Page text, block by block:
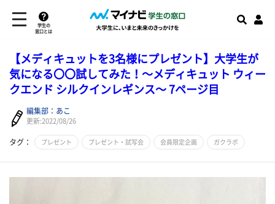
学生の
窓口とは
【メディキュットを3名様にプレゼント】大学生が
気になる〇〇試してみた！～メディキュット ウィー
クエンド シルクインレギンス～ 7ページ目
編集部：あこ
更新:2022/08/26
タグ： プレゼント プレゼント・試写会 会員限定企画 ガクラボ